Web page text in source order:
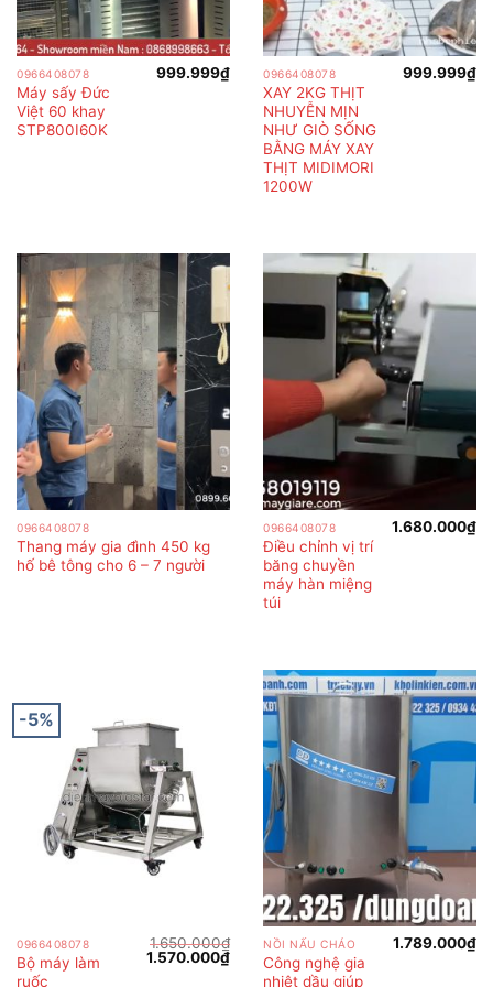
0966408078
Máy sấy Đức
Việt 60 khay
STP800I60K
999.999₫ 0966408078
XAY 2KG THỊT
NHUYỄN MỊN
NHƯ GIÒ SỐNG
BẰNG MÁY XAY
THỊT MIDIMORI
1200W
999.999₫
0966408078
Thang máy gia đình 450 kg
hố bê tông cho 6 – 7 người
0966408078
Điều chỉnh vị trí
băng chuyền
máy hàn miệng
túi
1.680.000₫
-5%
0966408078
Bộ máy làm
ruốc
1.650.000₫
Giá
1.570.000₫Giá
NỒI NẤU CHÁO
Công nghệ gia
nhiệt dầu giúp
1.789.000₫